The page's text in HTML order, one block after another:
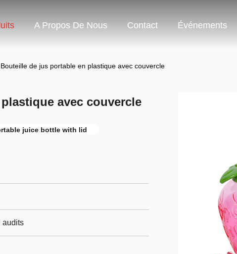
A Propos De Nous Contact Événements
Bouteille de jus portable en plastique avec couvercle
avec couvercle
juice bottle with lid
audits